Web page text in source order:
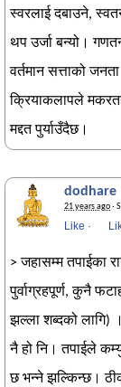
स्वरलाई दबाउने,
थप उर्जा बन्यो।
वर्तमान सत्ताको
क्रियाकलापले
मद्दत पुर्याउँदैछ।
dodhare
21 years ago·
Like ·
> जहासम्म तपाईका
पुर्वाग्रहपूर्ण, कुनै
झल्ला शब्दको लागि)
नै हो नि। तपाईले
छ भन्ने झल्किन्छ।